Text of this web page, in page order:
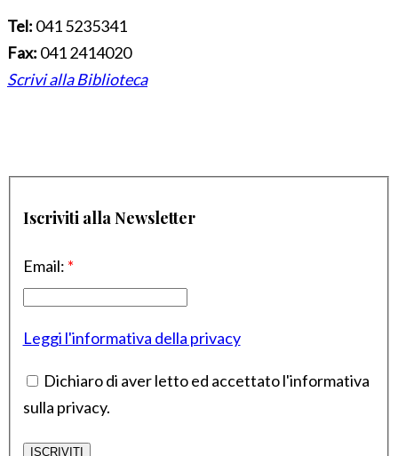
Tel: 041 5235341
Fax: 041 2414020
Scrivi alla Biblioteca
Iscriviti alla Newsletter
Email: *
Leggi l'informativa della privacy
Dichiaro di aver letto ed accettato l'informativa
sulla privacy.